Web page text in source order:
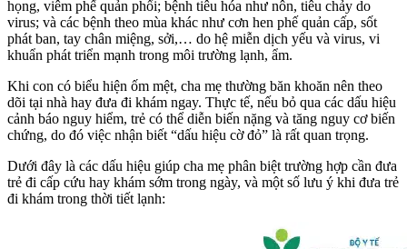
họng, viêm phế quản phổi; bệnh tiêu hóa như nôn, tiêu chảy do
virus; và các bệnh theo mùa khác như cơn hen phế quản cấp, sốt
phát ban, tay chân miệng, sởi,… do hệ miễn dịch yếu và virus, vi
khuẩn phát triển mạnh trong môi trường lạnh, ẩm.
Khi con có biểu hiện ốm mệt, cha mẹ thường băn khoăn nên theo
dõi tại nhà hay đưa đi khám ngay. Thực tế, nếu bỏ qua các dấu hiệu
cảnh báo nguy hiểm, trẻ có thể diễn biến nặng và tăng nguy cơ biến
chứng, do đó việc nhận biết “dấu hiệu cờ đỏ” là rất quan trọng.
Dưới đây là các dấu hiệu giúp cha mẹ phân biệt trường hợp cần đưa
trẻ đi cấp cứu hay khám sớm trong ngày, và một số lưu ý khi đưa trẻ
đi khám trong thời tiết lạnh: